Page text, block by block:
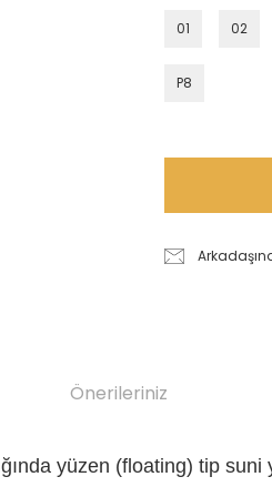
01 02
P8
Önerileriniz
yüzen (floating) tip suni